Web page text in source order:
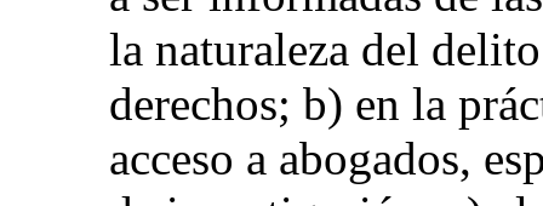
la naturaleza del
derechos; b) en la
acceso a abogados,